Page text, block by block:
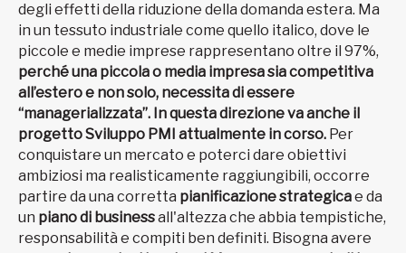
degli effetti della riduzione della domanda estera. Ma
in un tessuto industriale come quello italico, dove le
piccole e medie imprese rappresentano oltre il 97%,
perché una piccola o media impresa sia competitiva
all’estero e non solo, necessita di essere
“managerializzata”. In questa direzione va anche il
progetto Sviluppo PMI attualmente in corso. Per
conquistare un mercato e poterci dare obiettivi
ambiziosi ma realisticamente raggiungibili, occorre
partire da una corretta pianificazione strategicae da
un piano di businessall'altezza che abbia tempistiche,
responsabilità e compiti ben definiti. Bisogna avere